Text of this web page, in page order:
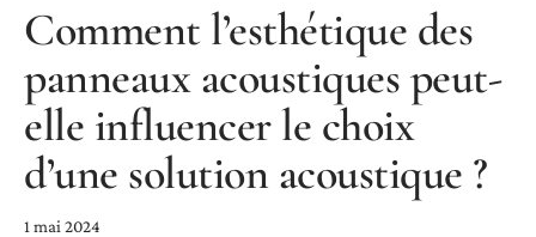
Comment l’esthétique des
panneaux acoustiques peut-
elle influencer le choix
d’une solution acoustique ?
1 mai 2024